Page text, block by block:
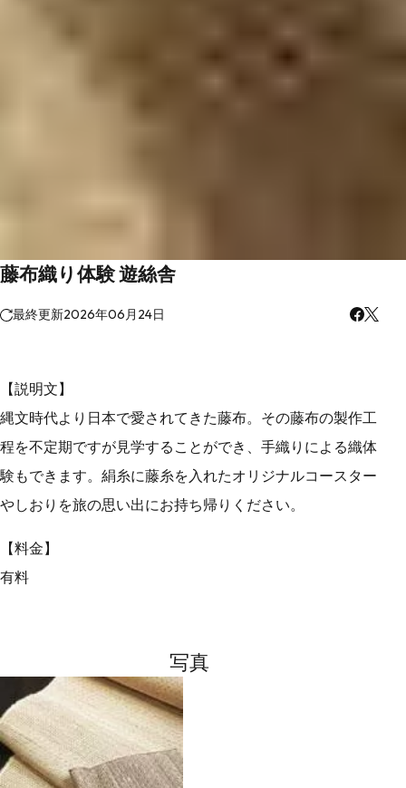
藤布織り体験 遊絲舎
最終更新2026年06月24日
【説明文】
縄文時代より日本で愛されてきた藤布。その藤布の製作工
程を不定期ですが見学することができ、手織りによる織体
験もできます。絹糸に藤糸を入れたオリジナルコースター
やしおりを旅の思い出にお持ち帰りください。
【料金】
有料
写真